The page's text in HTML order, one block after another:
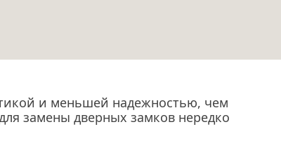
и меньшей надежностью, чем
замены дверных замков нередко